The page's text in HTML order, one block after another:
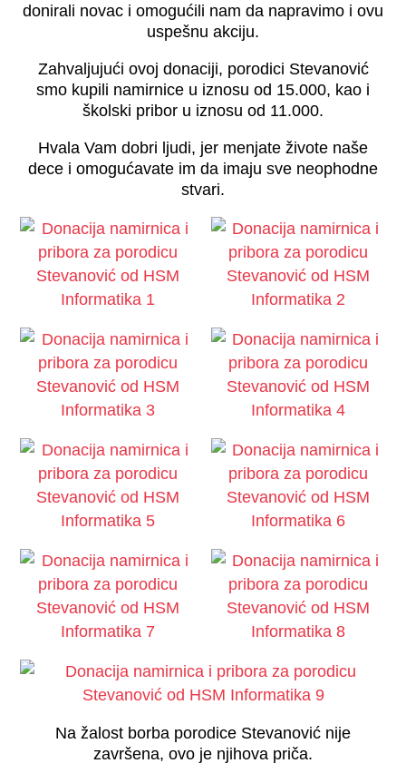
donirali novac i omogućili nam da napravimo i ovu
uspešnu akciju.
Zahvaljujući ovoj donaciji, porodici Stevanović
smo kupili namirnice u iznosu od 15.000, kao i
školski pribor u iznosu od 11.000.
Hvala Vam dobri ljudi, jer menjate živote naše
dece i omogućavate im da imaju sve neophodne
stvari.
Na žalost borba porodice Stevanović nije
završena, ovo je njihova priča.